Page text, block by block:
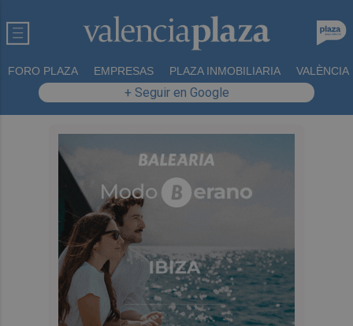
FORO PLAZA EMPRESAS PLAZA INMOBILIARIA VALÈNCIA
+ Seguir en Google